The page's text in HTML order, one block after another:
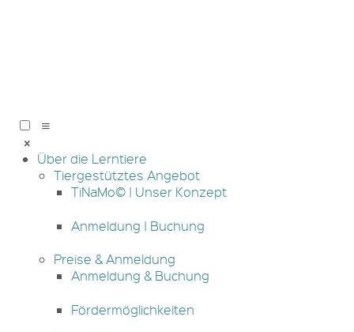
Über die Lerntiere
Tiergestütztes Angebot
TiNaMo© | Unser Konzept
Anmeldung | Buchung
Preise & Anmeldung
Anmeldung & Buchung
Fördermöglichkeiten